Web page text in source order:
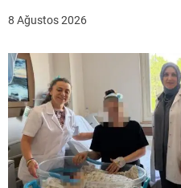
8 Ağustos 2026